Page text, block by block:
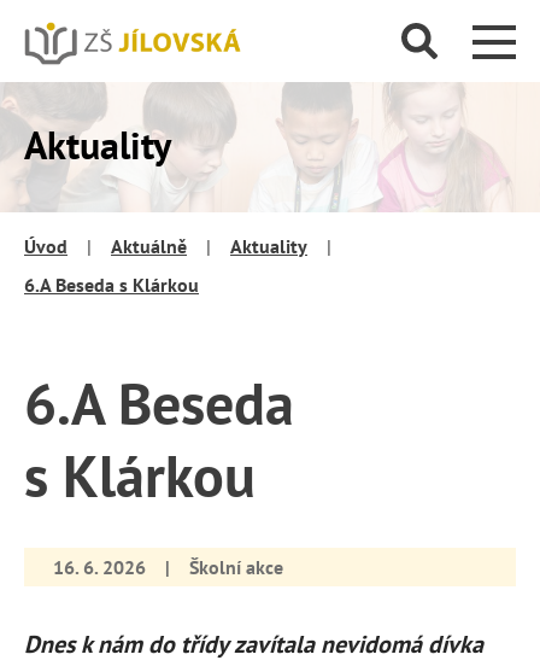
Aktuality
Úvod | Aktuálně | Aktuality
|
6.A Beseda s Klárkou
6.A Beseda
s Klárkou
16. 6. 2026 | Školní akce
Dnes k nám do třídy zavítala nevidomá dívka